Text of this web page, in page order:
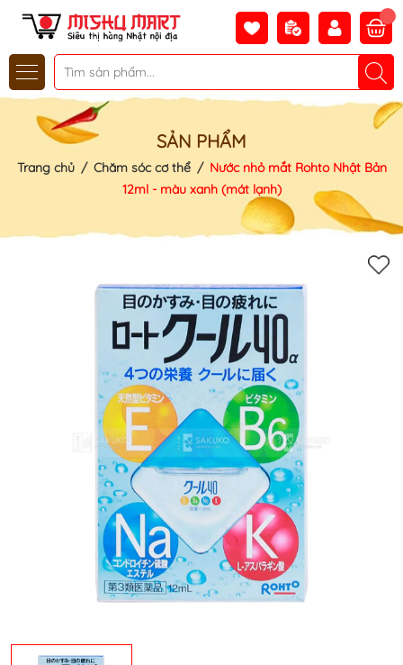
SẢN PHẨM
Trang chủ / Chăm sóc cơ thể / Nước nhỏ mắt Rohto Nhật Bản
12ml - màu xanh (mát lạnh)